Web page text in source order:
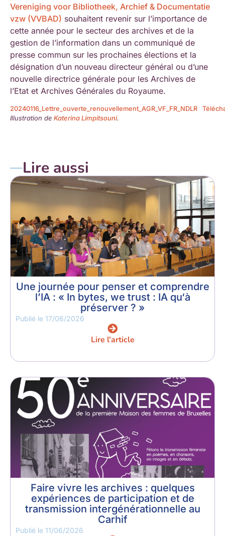
Vereniging voor Bibliotheek, Archief & Documentatie
vzw (VVBAD) souhaitent revenir sur l’importance de
cette année pour le secteur des archives et de la
gestion de l’information dans un communiqué de
presse commun sur les prochaines élections et la
désignation d’un nouveau directeur général ou d’une
nouvelle directrice générale pour les Archives de
l’Etat et Archives Générales du Royaume.
20240116_Lettre_ouverte_renouvellement_AGR_VF_FR_NDLR
Illustration de Katerina Limpitsouni.
Lire aussi
Une journée pour penser et comprendre
l’IA : « In bytes, we trust : IA qu‘à
préserver ? »
Publié le 17/06/2026
Lire l'article
Faire vivre les archives : quelques
expériences de participation et de
transmission intergénérationnelle au
Carhif
Publié le 11/06/2026